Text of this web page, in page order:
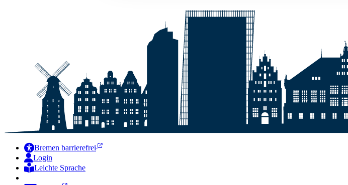
Bremen barrierefrei
Login
Leichte Sprache